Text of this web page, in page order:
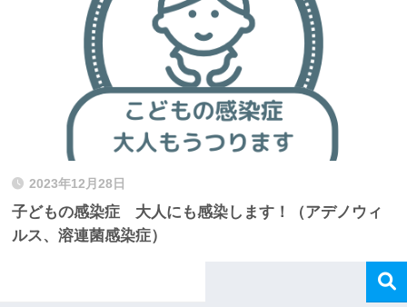
2023年12月28日
子どもの感染症 大人にも感染します！（アデノウィ
ルス、溶連菌感染症）